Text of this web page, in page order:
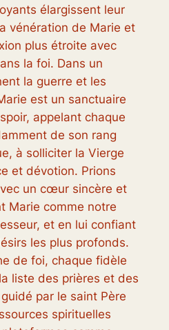
élargissent leur
vénération de Marie et
plus étroite avec
la foi. Dans un
la guerre et les
est un sanctuaire
appelant chaque
de son rang
à solliciter la Vierge
et dévotion. Prions
un cœur sincère et
Marie comme notre
et en lui confiant
les plus profonds.
de foi, chaque fidèle
liste des prières et des
par le saint Père
spirituelles